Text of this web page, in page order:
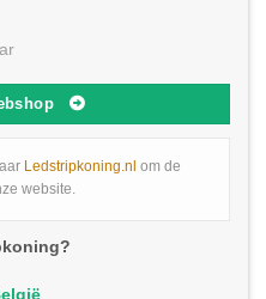
Ledstripkoning.nl om de
website.